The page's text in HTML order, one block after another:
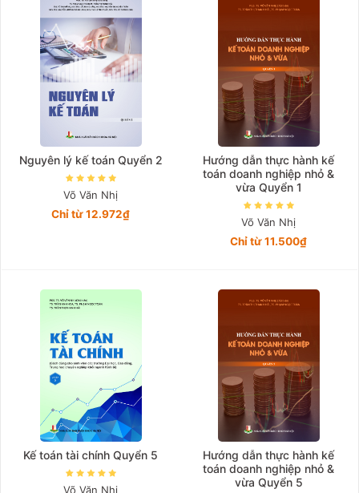
Nguyên lý kế toán Quyển 2
Võ Văn Nhị
Chỉ từ 12.972₫
Hướng dẫn thực hành kế
toán doanh nghiệp nhỏ &
vừa Quyển 1
Võ Văn Nhị
Chỉ từ 11.500₫
Kế toán tài chính Quyển 5
Võ Văn Nhị
Hướng dẫn thực hành kế
toán doanh nghiệp nhỏ &
vừa Quyển 5